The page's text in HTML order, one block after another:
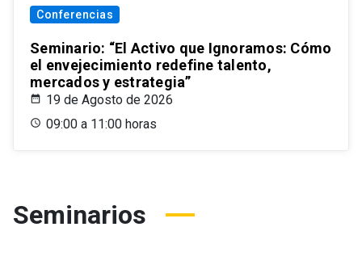
Conferencias
Seminario: “El Activo que Ignoramos: Cómo
el envejecimiento redefine talento,
mercados y estrategia”
19 de Agosto de 2026
09:00 a 11:00 horas
Seminarios